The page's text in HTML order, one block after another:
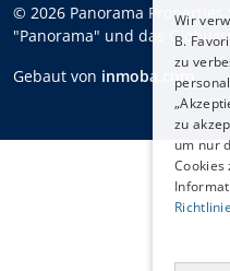
© 2026 Panorama Properties
"Panorama" und das
Gebaut von inmoba.com
Wir
B.
zu
zu
um nur
Cookies